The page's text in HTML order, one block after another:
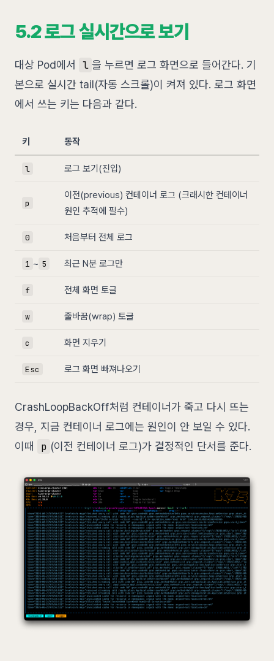
5.2 로그 실시간으로 보기
대상 Pod에서 l 을 누르면 로그 화면으로 들어간다. 기
본으로 실시간 tail(자동 스크롤)이 켜져 있다. 로그 화면
에서 쓰는 키는 다음과 같다.
키 동작
l 로그 보기(진입)
p
이전(previous) 컨테이너 로그 (크래시한 컨테이너
원인 추적에 필수)
0 처음부터 전체 로그
1 ~ 5 최근 N분 로그만
f 전체 화면 토글
w 줄바꿈(wrap) 토글
c 화면 지우기
Esc 로그 화면 빠져나오기
CrashLoopBackOff처럼 컨테이너가 죽고 다시 뜨는
경우, 지금 컨테이너 로그에는 원인이 안 보일 수 있다.
이때
p (이전 컨테이너 로그)가 결정적인 단서를 준다.